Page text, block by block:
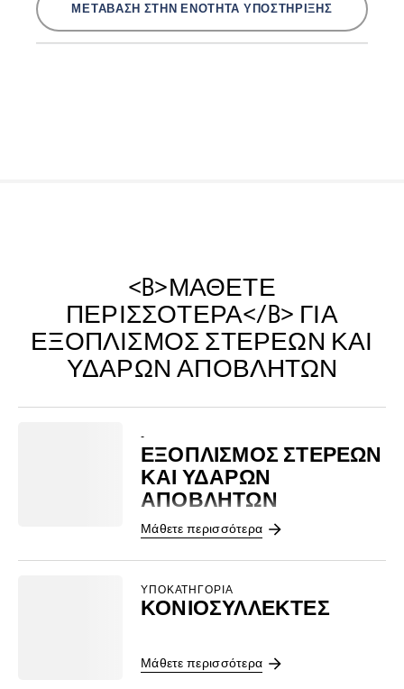
ΜΕΤΆΒΑΣΗ ΣΤΗΝ ΕΝΌΤΗΤΑ ΥΠΟΣΤΉΡΙΞΗΣ
<B>ΜΆΘΕΤΕ
ΠΕΡΙΣΣΌΤΕΡΑ</B> ΓΙΑ
ΕΞΟΠΛΙΣΜΌΣ ΣΤΕΡΕΏΝ ΚΑΙ
ΥΔΑΡΏΝ ΑΠΟΒΛΉΤΩΝ
-
ΕΞΟΠΛΙΣΜΌΣ ΣΤΕΡΕΏΝ
ΚΑΙ ΥΔΑΡΏΝ
ΑΠΟΒΛΉΤΩΝ
Μάθετε περισσότερα
ΥΠΟΚΑΤΗΓΟΡΊΑ
ΚΟΝΙΟΣΥΛΛΈΚΤΕΣ
Μάθετε περισσότερα